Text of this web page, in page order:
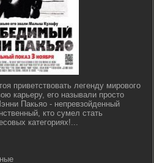
приветствовать легенду мирового
карьеру, его называли просто
Пакьяо - непревзойденный
кто сумел стать
категориях!...